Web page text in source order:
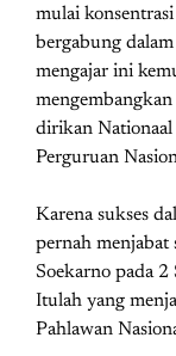
mulai
bergabung
mengajar ini
dirikan Nationaal
Perguruan
Karena sukses
pernah menjabat
Soekarno pada
Itulah yang
Pahlawan